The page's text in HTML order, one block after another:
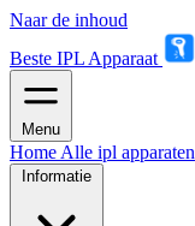
Naar de inhoud
Beste IPL Apparaat
Menu
Home Alle ipl apparaten
Informatie